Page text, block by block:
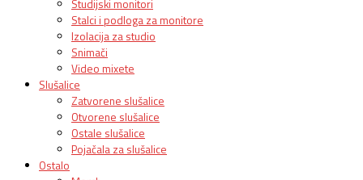
Studijski monitori
Stalci i podloga za monitore
Izolacija za studio
Snimači
Video mixete
Slušalice
Zatvorene slušalice
Otvorene slušalice
Ostale slušalice
Pojačala za slušalice
Ostalo